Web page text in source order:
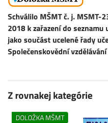
Schválilo MŠMT č. j.
2018 k zařazení do
jako součást ucelené řady
Společenskovědní
Z rovnakej kategórie
DOLOŽKA MŠMT